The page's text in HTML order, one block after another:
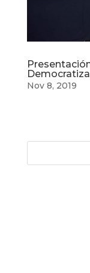
Nov 8, 2019